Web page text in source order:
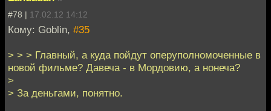
#78 | 17.02.12 14:12
Кому: Goblin, #35
> > > Главный, а куда пойдут оперуполномоченные в
новой фильме? Давеча - в Мордовию, а нонеча?
>
> За деньгами, понятно.